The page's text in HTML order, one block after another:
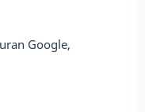
Google,